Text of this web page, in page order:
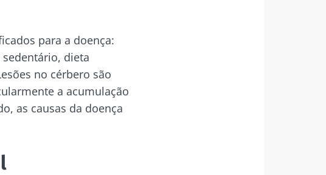
para a doença:
dieta
no cérbero são
a acumulação
as causas da doença